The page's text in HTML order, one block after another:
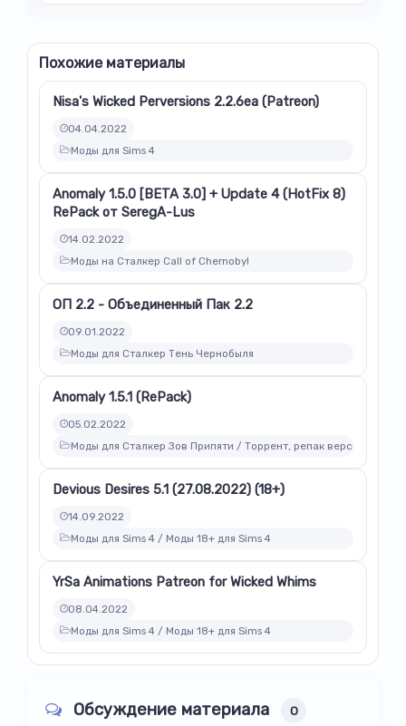
Похожие материалы
Nisa's Wicked Perversions 2.2.6ea (Patreon)
04.04.2022
Моды для Sims 4
Anomaly 1.5.0 [BETA 3.0] + Update 4 (HotFix 8)
RePack от SeregA-Lus
14.02.2022
Моды на Сталкер Call of Chernobyl
ОП 2.2 - Объединенный Пак 2.2
09.01.2022
Моды для Сталкер Тень Чернобыля
Anomaly 1.5.1 (RePack)
05.02.2022
Моды для Сталкер Зов Припяти / Торрент, репак версии модов
Devious Desires 5.1 (27.08.2022) (18+)
14.09.2022
Моды для Sims 4 / Моды 18+ для Sims 4
YrSa Animations Patreon for Wicked Whims
08.04.2022
Моды для Sims 4 / Моды 18+ для Sims 4
Обсуждение материала 0